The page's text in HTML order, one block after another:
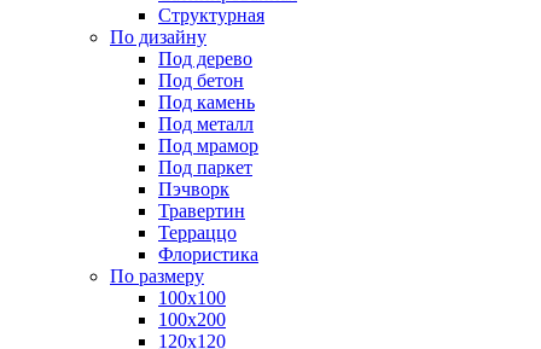
Структурная
По дизайну
Под дерево
Под бетон
Под камень
Под металл
Под мрамор
Под паркет
Пэчворк
Травертин
Терраццо
Флористика
По размеру
100х100
100х200
120х120